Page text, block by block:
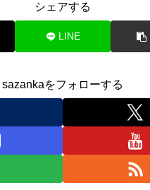
シェアする
LINE
sazankaをフォローする